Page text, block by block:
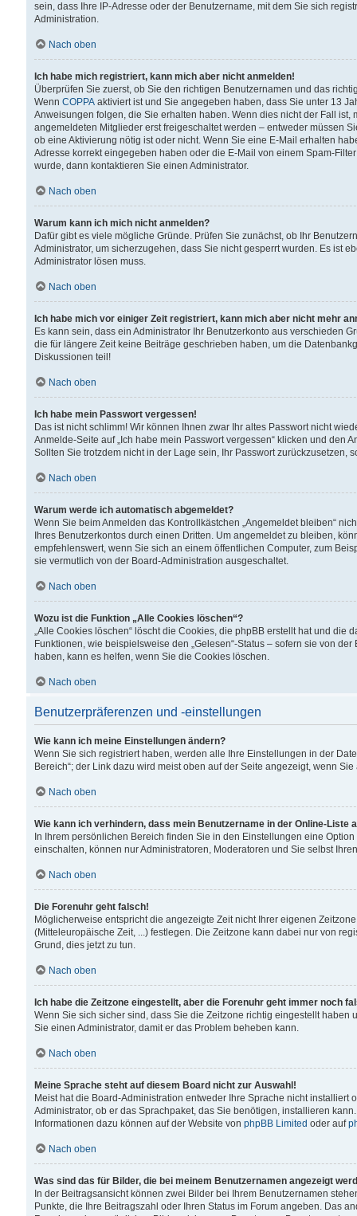
sein, dass Ihre IP-Adresse oder der Benutzername, mit dem Sie sich
Administration.
Nach oben
Ich habe mich registriert, kann mich aber nicht anmelden!
Überprüfen Sie zuerst, ob Sie den richtigen Benutzernamen und das
Wenn COPPA aktiviert ist und Sie angegeben haben, dass Sie unter 13
Anweisungen folgen, die Sie erhalten haben. Wenn dies nicht der Fall
angemeldeten Mitglieder erst freigeschaltet werden – entweder müssen
ob eine Aktivierung nötig ist oder nicht. Wenn Sie eine E-Mail erhalten
Adresse korrekt eingegeben haben oder die E-Mail von einem Spam-
wurde, dann kontaktieren Sie einen Administrator.
Nach oben
Warum kann ich mich nicht anmelden?
Dafür gibt es viele mögliche Gründe. Prüfen Sie zunächst, ob Ihr
Administrator, um sicherzugehen, dass Sie nicht gesperrt wurden. Es ist
Administrator lösen muss.
Nach oben
Ich habe mich vor einiger Zeit registriert, kann mich aber nicht mehr
Es kann sein, dass ein Administrator Ihr Benutzerkonto aus verschieden
die für längere Zeit keine Beiträge geschrieben haben, um die
Diskussionen teil!
Nach oben
Ich habe mein Passwort vergessen!
Das ist nicht schlimm! Wir können Ihnen zwar Ihr altes Passwort nicht
Anmelde-Seite auf „Ich habe mein Passwort vergessen“ klicken und
Sollten Sie trotzdem nicht in der Lage sein, Ihr Passwort zurückzusetzen,
Nach oben
Warum werde ich automatisch abgemeldet?
Wenn Sie beim Anmelden das Kontrollkästchen „Angemeldet bleiben“
Ihres Benutzerkontos durch einen Dritten. Um angemeldet zu bleiben,
empfehlenswert, wenn Sie sich an einem öffentlichen Computer, zum
sie vermutlich von der Board-Administration ausgeschaltet.
Nach oben
Wozu ist die Funktion „Alle Cookies löschen“?
„Alle Cookies löschen“ löscht die Cookies, die phpBB erstellt hat und
Funktionen, wie beispielsweise den „Gelesen“-Status – sofern sie von
haben, kann es helfen, wenn Sie die Cookies löschen.
Nach oben
Benutzerpräferenzen und -einstellungen
Wie kann ich meine Einstellungen ändern?
Wenn Sie sich registriert haben, werden alle Ihre Einstellungen in der
Bereich“; der Link dazu wird meist oben auf der Seite angezeigt, wenn
Nach oben
Wie kann ich verhindern, dass mein Benutzername in der Online-Liste
In Ihrem persönlichen Bereich finden Sie in den Einstellungen eine
einschalten, können nur Administratoren, Moderatoren und Sie selbst
Nach oben
Die Forenuhr geht falsch!
Möglicherweise entspricht die angezeigte Zeit nicht Ihrer eigenen
(Mitteleuropäische Zeit, ...) festlegen. Die Zeitzone kann dabei nur von
Grund, dies jetzt zu tun.
Nach oben
Ich habe die Zeitzone eingestellt, aber die Forenuhr geht immer noch
Wenn Sie sich sicher sind, dass Sie die Zeitzone richtig eingestellt
Sie einen Administrator, damit er das Problem beheben kann.
Nach oben
Meine Sprache steht auf diesem Board nicht zur Auswahl!
Meist hat die Board-Administration entweder Ihre Sprache nicht
Administrator, ob er das Sprachpaket, das Sie benötigen, installieren
Informationen dazu können auf der Website von phpBB Limited oder auf
Nach oben
Was sind das für Bilder, die bei meinem Benutzernamen angezeigt
In der Beitragsansicht können zwei Bilder bei Ihrem Benutzernamen
Punkte, die Ihre Beitragszahl oder Ihren Status im Forum angeben. Das